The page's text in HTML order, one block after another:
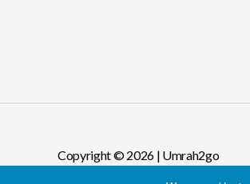
Copyright © 2026 | Umrah2go